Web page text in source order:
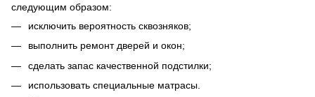
следующим образом:
исключить вероятность сквозняков;
выполнить ремонт дверей и окон;
сделать запас качественной подстилки;
использовать специальные матрасы.